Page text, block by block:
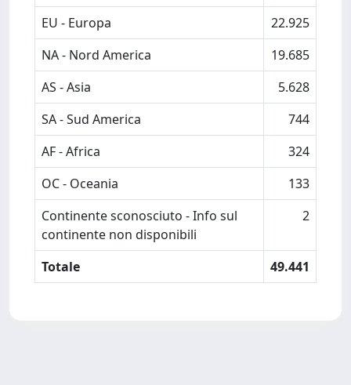
EU - Europa
22.925
NA - Nord America
19.685
AS - Asia
5.628
SA - Sud America
744
AF - Africa
324
OC - Oceania
133
Continente sconosciuto - Info sul
continente non disponibili
2
Totale 49.441